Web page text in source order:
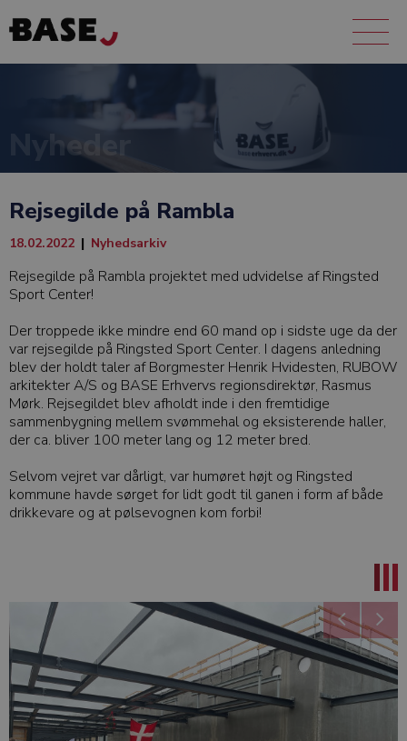
Nyheder
Rejsegilde på Rambla
18.02.2022 | Nyhedsarkiv
Rejsegilde på Rambla projektet med udvidelse af Ringsted
Sport Center!
Der troppede ikke mindre end 60 mand op i sidste uge da der
var rejsegilde på Ringsted Sport Center. I dagens anledning
blev der holdt taler af Borgmester Henrik Hvidesten, RUBOW
arkitekter A/S og BASE Erhvervs regionsdirektør, Rasmus
Mørk. Rejsegildet blev afholdt inde i den fremtidige
sammenbygning mellem svømmehal og eksisterende haller,
der ca. bliver 100 meter lang og 12 meter bred.
Selvom vejret var dårligt, var humøret højt og Ringsted
kommune havde sørget for lidt godt til ganen i form af både
drikkevare og at pølsevognen kom forbi!